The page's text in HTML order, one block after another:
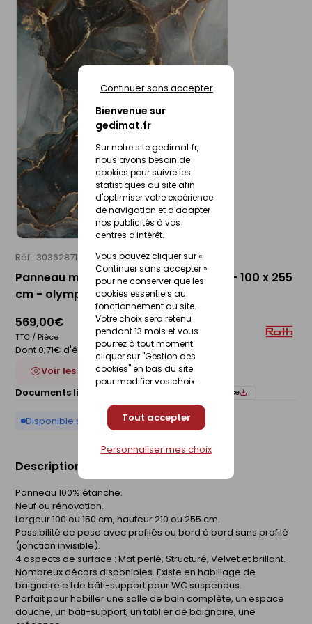
Bienvenue sur
gedimat.fr
Sur notre site gedimat.fr,
nous avons besoin de
cookies pour suivre les
statistiques du site afin
d'optimiser votre expérience
de navigation et d'adapter
nos publicités à vos
centres d'intérêt.
Vous pouvez cliquer sur «
Continuer sans accepter »
pour ne conserver que les
cookies essentiels au
fonctionnement du site.
Votre choix sera retenu
pendant 13 mois et vous
pourrez à tout moment
cliquer sur "Gestion des
cookies" en bas du site
pour modifier vos choix.
Tout accepter
Continuer sans accepter
Personnaliser mes choix
Réf : 30362871 ROTH
Panneau mural VIPANEL décor brillant - 100 x 255
cm - olympia quartz gris
569,00€
TTC / Pièce
Dont 0,71€ d'éco-participation
Voir les 7 déclinaisons
Documents liés :
Notice de pose
Disponible sur commande
Description du produit
Panneau 100% étanche.
Neuf ou rénovation.
Largeur 100 ou 150 cm, hauteur 210 ou 255 cm.
Possibilité de pose avec profilés ou bord à bord sans profilé
(jonction invisible).
4 aspects de surface : Mat perlé, Structuré, Velvet et brillant.
Nombreux décors disponibles. Existe en habillage de
baignoire e tde bâti-support pour WC suspendus.
Parfait pour habiller une salle de bain complète, un espace
douche, un bâti-support, un tablier de baignoire, une